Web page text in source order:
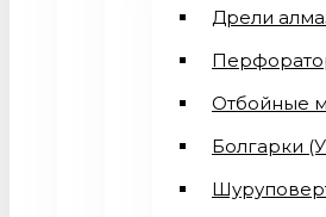
Дрели
Отбойные
Болгарки